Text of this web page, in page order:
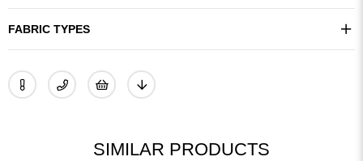
FABRIC TYPES
SIMILAR PRODUCTS